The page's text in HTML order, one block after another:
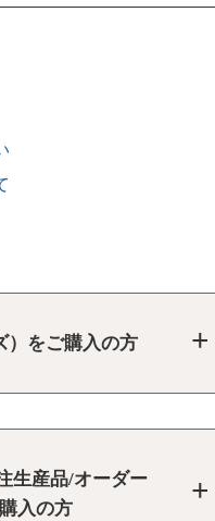
）をご購入の方
生産品/オーダー
入の方